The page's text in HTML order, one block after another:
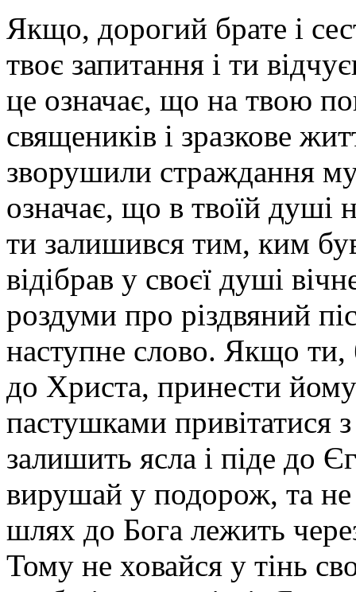
Якщо, дорогий брате і
твоє запитання і ти
це означає, що на твою
священиків і зраз­кове
зворушили страждання
означає, що в твоїй душі
ти залишився тим, ким
відібрав у своєї душі
роздуми про різдвяний
наступне слово. Якщо ти,
до Христа, принести
пастушками привітатися
залишить ясла і піде до
вирушай у подорож, та
шлях до Бога лежить
Тому не ховайся у тінь